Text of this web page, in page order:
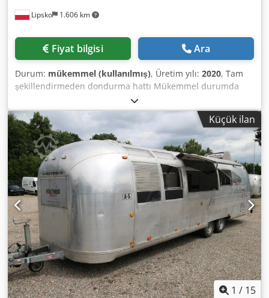
Lipsko 1.606 km
Fiyat bilgisi Ara
Durum: mükemmel (kullanılmış), Üretim yılı: 2020, Tam
şekillendirmeden dondurma hattı Mükemmel durumda
Burger, nugget ve köfte üretiminizi kapsamlı üretim
hattımızla yükseltin! Şekillendirmeden IQF dondurmaya
kadar tüm aşamaları, ALCO, JBT ve Schomaker’in üst düzey
ekipmanlarıyla kapsar. Üretim hattımızı çalışırken izleyin:
Şekillendirme Makinesi: ALCO / JBT AFM 400 PC Panlama
Makinesi: ALCO / JBT APN 400 Sulu Panlama Makinesi:
ALCO / JBT ASC 400 Dcsdpfx Aietykvhodjk Köfte Makinesi:
Schomaker-tec BRU 600-488 Transfer Konveyörü:
Schomaker (400’den 600 mm’ye aktarım) Kızartma
Makinesi: Schomaker Yağ Yönetim Sistemi: Schomaker
Lineer Fırın: Schomaker Transfer Konveyörü: Schomaker
(600 mm’den 400 mm’ye aktarım) Öne Çıkan Özellikler:
Yüksek verimlilik ve hassasiyet Şekillendirmeden
dondurmaya kadar eksiksiz çözüm Ürün kalitesini artıran
ileri teknoloji Detaylı bilgi ve talepleriniz için bizimle
iletişime geçin:
Küçük ilan
1 / 15